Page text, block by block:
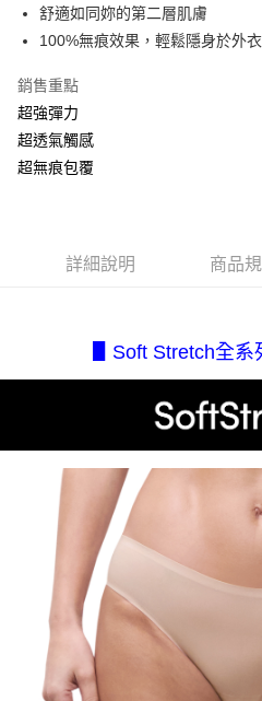
台灣樂天信用卡公司
【大哥付你分期使用說明】
1.本服務由台灣大哥大提供，台灣大哥
成交易。
3.實際核准額度、可分期數及費用金額
4.訂單成立30分鐘內，如未前往確認交
消。如遇「轉專審核」未通過狀況，表
法說明評估內容。
帳／街口支付／iPASS MONEY」等通路
用戶於交易時，得透過本服務購買商品
資料（包含姓名、電話或地址）提供予
由本公司與您本人進行分期帳單所需資
3.完整用戶服務條款，請詳閱以下連結：
AFTEE先享後付
【關於「AFTEE先享後付」】
AFTEE先享後付是「在收到商品之後才
便利好安心！
１．簡單：不需註冊會員、不需綁卡、不
２．便利：只要手機號碼，簡訊認證，即
結帳頁面，進行簡訊認證並確認金額後
※ 請注意：結帳手續完成當下不需立刻
購買商品的店家。未經商家同意取消之
後付繳納相關費用。
※ 交易是否成功請以「AFTEE先享後付
是否繳費成功／繳費後需取消欲退款等
【注意事項】
１．透過由恩沛科技股份有限公司提供
易，需依本服務之必要範圍內提供個人
權轉讓予恩沛科技股份有限公司。
２．關於個人資料處理事宜，請瀏覽以下
https://aftee.tw/terms/#terms3
３．未成年的使用者請事先徵得法定代
「AFTEE先享後付」，若未經同意申辦
４．使用「AFTEE先享後付」時，將依
時審查核予不同之上限額度；若仍有額
請求用戶進行身份認證。
運送方式
全家取貨付款
每筆NT$80，滿NT$2,500(含以上)免
付款後7-11取貨
宅配(不含釣魚台列嶼、東沙、南沙
美、白沙、烈嶼、烏坵、蘭嶼)
每筆NT$200
舒適如同妳的第二層肌膚
100%無痕效果，輕鬆隱身於外
銷售重點
超強彈力
超透氣觸感
超無痕包覆
詳細說明 商品
▋Soft Stretch全系